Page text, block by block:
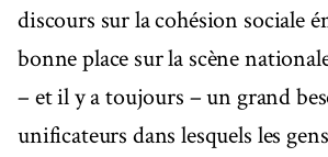
discours sur la cohésion sociale
bonne place sur la scène
– et il y a toujours – un grand
unificateurs dans lesquels les